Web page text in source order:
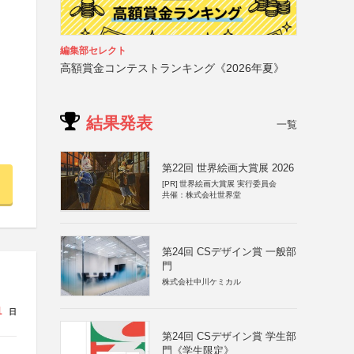
日
編集部セレクト
高額賞金コンテストランキング《2026年夏》
結果発表 一覧
第22回 世界絵画大賞展 2026
[PR] 世界絵画大賞展 実行委員会
共催：株式会社世界堂
第24回 CSデザイン賞 一般部
門
株式会社中川ケミカル
第24回 CSデザイン賞 学生部
門《学生限定》